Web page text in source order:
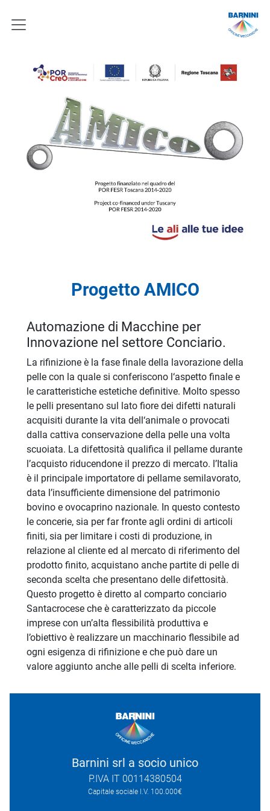
Progetto AMICO
Automazione di Macchine per
Innovazione nel settore Conciario.
La rifinizione è la fase finale della lavorazione della
pelle con la quale si conferiscono l‘aspetto finale e
le caratteristiche estetiche definitive. Molto spesso
le pelli presentano sul lato fiore dei difetti naturali
acquisiti durante la vita dell‘animale o provocati
dalla cattiva conservazione della pelle una volta
scuoiata. La difettosità qualifica il pellame durante
l’acquisto riducendone il prezzo di mercato. l’Italia
è il principale importatore di pellame semilavorato,
data l’insufficiente dimensione del patrimonio
bovino e ovocaprino nazionale. In questo contesto
le concerie, sia per far fronte agli ordini di articoli
finiti, sia per limitare i costi di produzione, in
relazione al cliente ed al mercato di riferimento del
prodotto finito, acquistano anche partite di pelle di
seconda scelta che presentano delle difettosità.
Questo progetto è diretto al comparto conciario
Santacrocese che è caratterizzato da piccole
imprese con un’alta flessibilità produttiva e
l’obiettivo è realizzare un macchinario flessibile ad
ogni esigenza di rifinizione e che può dare un
valore aggiunto anche alle pelli di scelta inferiore.
Barnini srl a socio unico
P.IVA IT 00114380504
Capitale sociale I.V. 100.000€